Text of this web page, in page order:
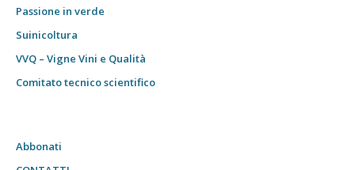
Passione in verde
Suinicoltura
VVQ – Vigne Vini e Qualità
Comitato tecnico scientifico
Abbonati